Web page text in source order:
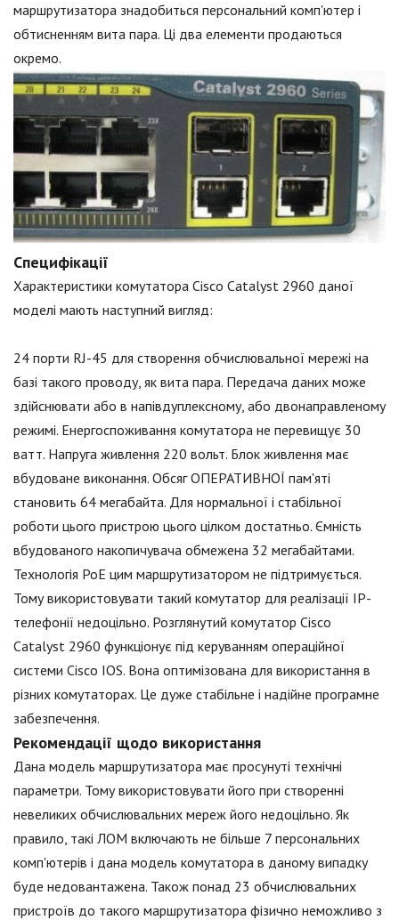
маршрутизатора знадобиться персональний комп'ютер і
обтисненням вита пара. Ці два елементи продаються
окремо.
Специфікації
Характеристики комутатора Cisco Catalyst 2960 даної
моделі мають наступний вигляд:
24 порти RJ-45 для створення обчислювальної мережі на
базі такого проводу, як вита пара. Передача даних може
здійснювати або в напівдуплексному, або двонаправленому
режимі. Енергоспоживання комутатора не перевищує 30
ватт. Напруга живлення 220 вольт. Блок живлення має
вбудоване виконання. Обсяг ОПЕРАТИВНОЇ пам'яті
становить 64 мегабайта. Для нормальної і стабільної
роботи цього пристрою цього цілком достатньо. Ємність
вбудованого накопичувача обмежена 32 мегабайтами.
Технологія PoE цим маршрутизатором не підтримується.
Тому використовувати такий комутатор для реалізації IP-
телефонії недоцільно. Розглянутий комутатор Cisco
Catalyst 2960 функціонує під керуванням операційної
системи Cisco IOS. Вона оптимізована для використання в
різних комутаторах. Це дуже стабільне і надійне програмне
забезпечення.
Рекомендації щодо використання
Дана модель маршрутизатора має просунуті технічні
параметри. Тому використовувати його при створенні
невеликих обчислювальних мереж його недоцільно. Як
правило, такі ЛОМ включають не більше 7 персональних
комп'ютерів і дана модель комутатора в даному випадку
буде недовантажена. Також понад 23 обчислювальних
пристроїв до такого маршрутизатора фізично неможливо з